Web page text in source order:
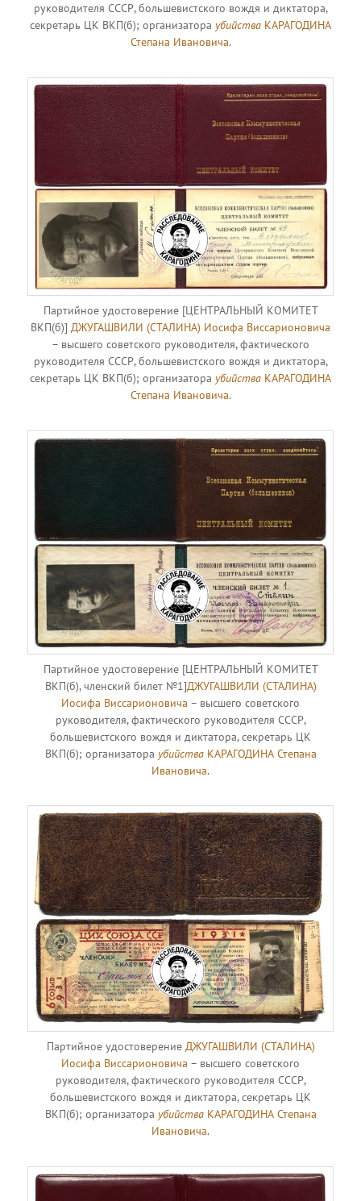
руководителя СССР, большевистского вождя и диктатора,
секретарь ЦК ВКП(б); организатора убийства КАРАГОДИНА
Степана Ивановича.
Партийное удостоверение [ЦЕНТРАЛЬНЫЙ КОМИТЕТ
ВКП(б)] ДЖУГАШВИЛИ (СТАЛИНА) Иосифа Виссарионовича
– высшего советского руководителя, фактического
руководителя СССР, большевистского вождя и диктатора,
секретарь ЦК ВКП(б); организатора убийства КАРАГОДИНА
Степана Ивановича.
Партийное удостоверение [ЦЕНТРАЛЬНЫЙ КОМИТЕТ
ВКП(б), членский билет №1]ДЖУГАШВИЛИ (СТАЛИНА)
Иосифа Виссарионовича – высшего советского
руководителя, фактического руководителя СССР,
большевистского вождя и диктатора, секретарь ЦК
ВКП(б); организатора убийства КАРАГОДИНА Степана
Ивановича.
Партийное удостоверение ДЖУГАШВИЛИ (СТАЛИНА)
Иосифа Виссарионовича – высшего советского
руководителя, фактического руководителя СССР,
большевистского вождя и диктатора, секретарь ЦК
ВКП(б); организатора убийства КАРАГОДИНА Степана
Ивановича.